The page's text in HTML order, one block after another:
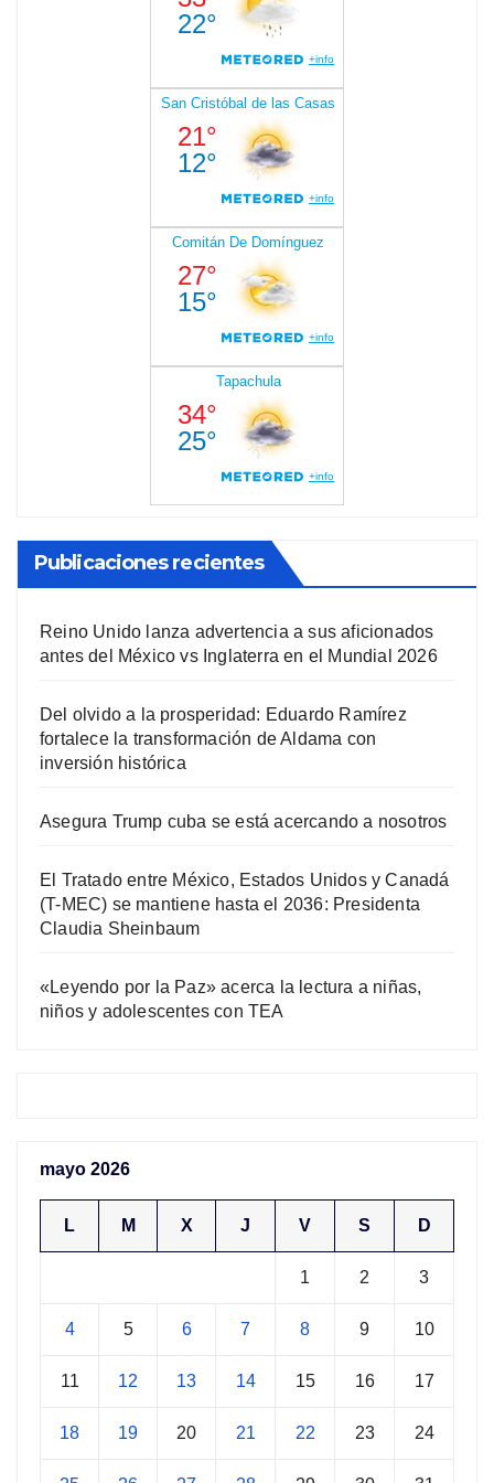
Publicaciones recientes
Reino Unido lanza advertencia a sus aficionados
antes del México vs Inglaterra en el Mundial 2026
Del olvido a la prosperidad: Eduardo Ramírez
fortalece la transformación de Aldama con
inversión histórica
Asegura Trump cuba se está acercando a nosotros
El Tratado entre México, Estados Unidos y Canadá
(T-MEC) se mantiene hasta el 2036: Presidenta
Claudia Sheinbaum
«Leyendo por la Paz» acerca la lectura a niñas,
niños y adolescentes con TEA
mayo 2026
L M X J V S D
1 2 3
4 5 6 7 8 9 10
11 12 13 14 15 16 17
18 19 20 21 22 23 24